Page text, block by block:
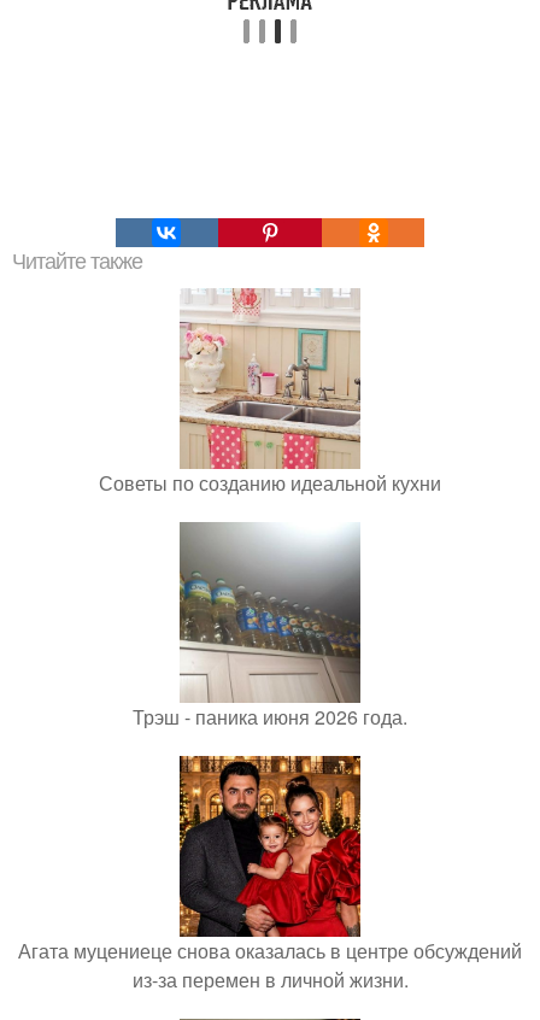
Читайте также
Советы по созданию идеальной кухни
Трэш - паника июня 2026 года.
Агата муцениеце снова оказалась в центре обсуждений
из-за перемен в личной жизни.